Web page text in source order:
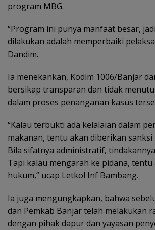
program MBG.
“Program ini punya manfaat besar,
dilakukan adalah memperbaiki
Dandim.
Ia menekankan, Kodim 1006/Banjar
bersikap transparan dan tidak
dalam proses penanganan kasus
“Kalau terbukti ada kelalaian dalam
makanan, tentu akan diberikan sanksi
Bila sifatnya administratif,
Tapi kalau mengarah ke pidana, tentu
hukum,” ucap Letkol Inf Bambang.
Ia juga mengungkapkan, bahwa
dan Pemkab Banjar telah melakukan
dengan pihak dapur dan yayasan